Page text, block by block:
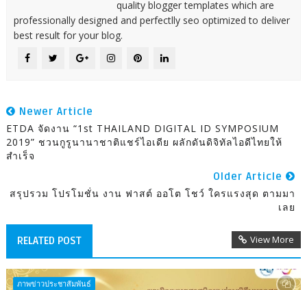
quality blogger templates which are
professionally designed and perfectlly seo optimized to deliver
best result for your blog.
Newer Article
ETDA จัดงาน “1st THAILAND DIGITAL ID SYMPOSIUM
2019” ชวนกูรูนานาชาติแชร์ไอเดีย ผลักดันดิจิทัลไอดีไทยให้
สำเร็จ
Older Article
สรุปรวม โปรโมชั่น งาน ฟาสต์ ออโต โชว์ ใครแรงสุด ตามมา
เลย
RELATED POST View More
ภาพข่าวประชาสัมพันธ์